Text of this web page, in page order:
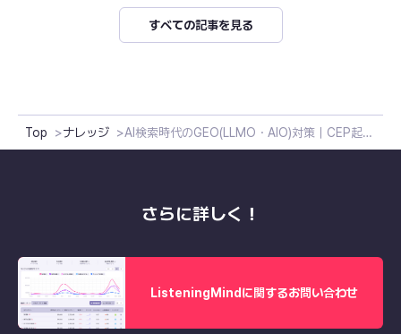
すべての記事を見る
Top ナレッジ AI検索時代のGEO(LLMO・AIO)対策｜CEP起点の選ばれるブランド戦略
さらに詳しく！
ListeningMindに関するお問い合わせ